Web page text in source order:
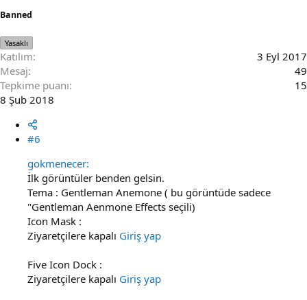
Banned
Yasaklı
Katılım
3 Eyl 2017
Mesaj
49
Tepkime puanı
15
8 Şub 2018
#6
gokmenecer:
İlk görüntüler benden gelsin.
Tema : Gentleman Anemone ( bu görüntüde sadece
"Gentleman Aenmone Effects seçili)
Icon Mask :
Ziyaretçilere kapalı Giriş yap
Five Icon Dock :
Ziyaretçilere kapalı Giriş yap